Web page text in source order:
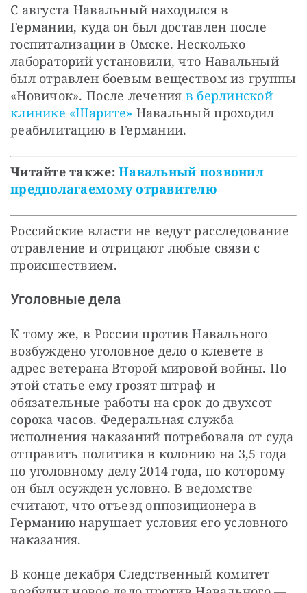
С августа Навальный находился в
Германии, куда он был доставлен после
госпитализации в Омске. Несколько
лабораторий установили, что Навальный
был отравлен боевым веществом из группы
«Новичок». После лечения в берлинской
клинике «Шарите» Навальный проходил
реабилитацию в Германии.
Читайте также:Навальный позвонил
предполагаемому отравителю
Российские власти не ведут расследование
отравление и отрицают любые связи с
происшествием.
Уголовные дела
К тому же, в России против Навального
возбуждено уголовное дело о клевете в
адрес ветерана Второй мировой войны. По
этой статье ему грозят штраф и
обязательные работы на срок до двухсот
сорока часов. Федеральная служба
исполнения наказаний потребовала от суда
отправить политика в колонию на 3,5 года
по уголовному делу 2014 года, по которому
он был осужден условно. В ведомстве
считают, что отъезд оппозиционера в
Германию нарушает условия его условного
наказания.
В конце декабря Следственный комитет